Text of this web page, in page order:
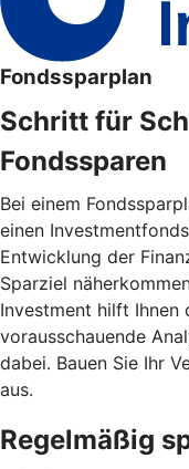
Fondssparplan
Schritt für
Fondssparen
Bei einem
einen
Entwicklung der
Sparziel
Investment hilft Ihnen
vorausschauende
dabei. Bauen Sie Ihr
aus.
Regelmäßig